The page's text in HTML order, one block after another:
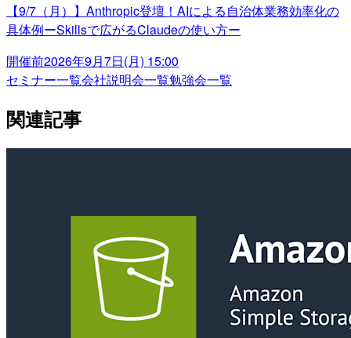
【9/7（月）】Anthropic登壇！AIによる自治体業務効率化の
具体例ーSkillsで広がるClaudeの使い方ー
開催前2026年9月7日(月) 15:00
セミナー一覧会社説明会一覧勉強会一覧
関連記事